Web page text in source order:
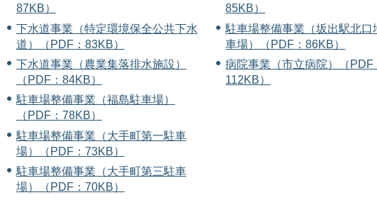
87KB）
下水道事業（特定環境保全公共下水
道）（PDF：83KB）
下水道事業（農業集落排水施設）
（PDF：84KB）
駐車場整備事業（福島駐車場）
（PDF：78KB）
駐車場整備事業（大手町第一駐車
場）（PDF：73KB）
駐車場整備事業（大手町第三駐車
場）（PDF：70KB）
85KB）
駐車場整備事業（坂出駅北口
車場）（PDF：86KB）
病院事業（市立病院）（PDF
112KB）